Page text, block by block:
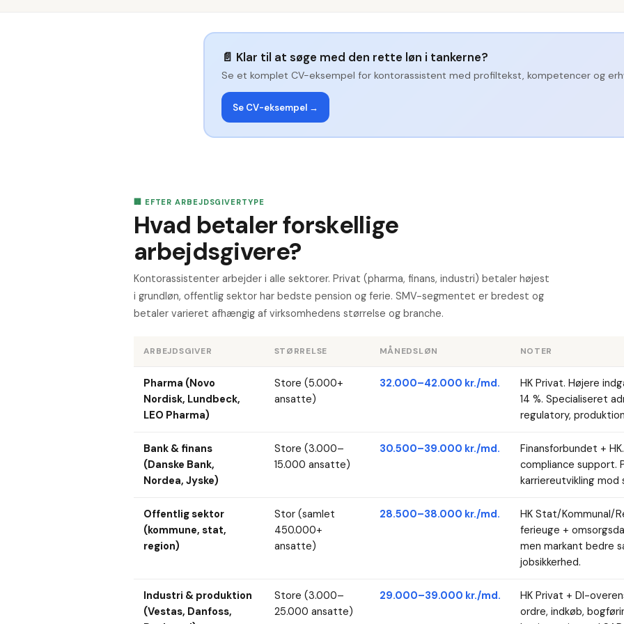
📄 Klar til at søge med den rette løn i tankerne?
Se et komplet CV-eksempel for kontorassistent med profiltekst, kompetencer og
Se CV-eksempel →
🏢 EFTER ARBEJDSGIVERTYPE
Hvad betaler forskellige
arbejdsgivere?
Kontorassistenter arbejder i alle sektorer. Privat (pharma, finans, industri) betaler højest
i grundløn, offentlig sektor har bedste pension og ferie. SMV-segmentet er bredest og
betaler varieret afhængig af virksomhedens størrelse og branche.
ARBEJDSGIVER STØRRELSE MÅNEDSLØN NOTER
Pharma (Novo
Nordisk, Lundbeck,
LEO Pharma)
Store (5.000+
ansatte)
32.000–42.000 kr./md.
HK Privat. Højere
14 %. Specialiseret
regulatory,
Bank & finans
(Danske Bank,
Nordea, Jyske)
Store (3.000–
15.000 ansatte)
30.500–39.000 kr./md.
Finansforbundet +
compliance support.
karriereutvikling mod
Offentlig sektor
(kommune, stat,
region)
Stor (samlet
450.000+
ansatte)
28.500–38.000 kr./md.
HK Stat/Kommunal/
ferieuge +
men markant bedre
jobsikkerhed.
Industri & produktion
(Vestas, Danfoss,
Store (3.000–
25.000 ansatte)
29.000–39.000 kr./md.
HK Privat + DI-
ordre, indkøb,